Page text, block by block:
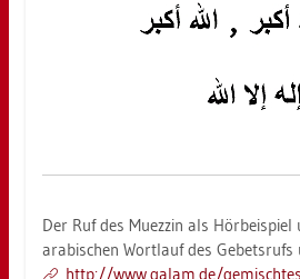
Der Ruf des Mu­ez­zin als
ara­bi­schen Wort­lauf des Ge­bets­rufs
http://​www.​qalam.​de/​